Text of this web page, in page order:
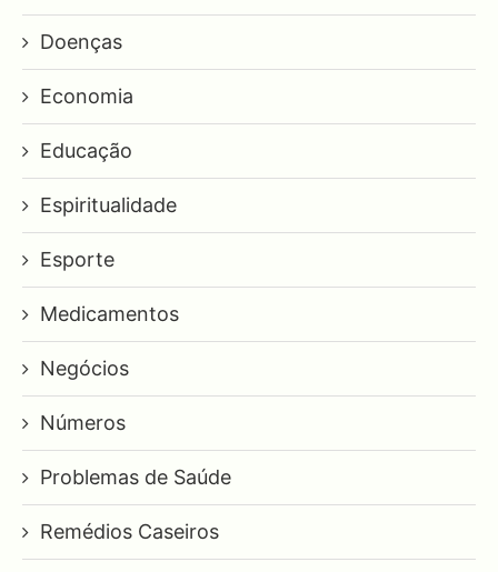
Doenças
Economia
Educação
Espiritualidade
Esporte
Medicamentos
Negócios
Números
Problemas de Saúde
Remédios Caseiros